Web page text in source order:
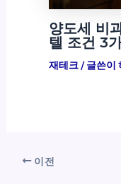
양도세 비
텔 조건 3
재테크/ 글쓴이
이전